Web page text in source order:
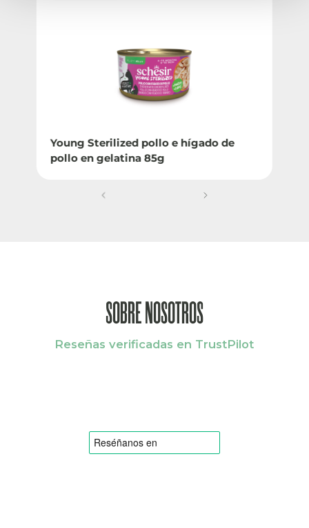
Young Sterilized pollo e hígado de
pollo en gelatina 85g
SOBRE NOSOTROS
Reseñas verificadas en TrustPilot